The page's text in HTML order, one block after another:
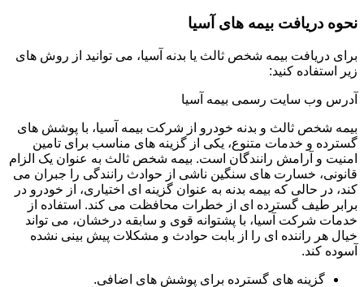
نحوه دریافت بیمه های آسیا
برای دریافت بیمه شخص ثالث یا بدنه آسیا، می توانید از روش های
زیر استفاده کنید:
آدرس وب سایت رسمی بیمه آسیا
بیمه شخص ثالث و بدنه خودرو از شرکت بیمه آسیا، با پوشش های
گسترده و خدمات متنوع، یکی از گزینه های مناسب برای تامین
امنیت و آرامش رانندگان است. بیمه شخص ثالث به عنوان یک الزام
قانونی، خسارت های سنگین ناشی از حوادث رانندگی را جبران می
کند، در حالی که بیمه بدنه به عنوان گزینه ای اختیاری، از خودرو در
برابر طیف گسترده ای از خطرات محافظت می کند. استفاده از
خدمات شرکت آسیا، با پشتوانه قوی و سابقه درخشان، می تواند
خیال هر راننده ای را از بابت حوادث و مشکلات پیش بینی نشده
آسوده کند.
گزینه های گسترده برای پوشش های اضافی.